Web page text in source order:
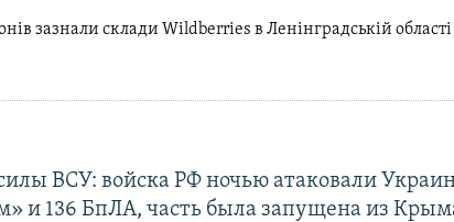
зазнали склади Wildberries в Ленінградській області
ВСУ: войска РФ ночью атаковали
и 136 БпЛА, часть была запущена из